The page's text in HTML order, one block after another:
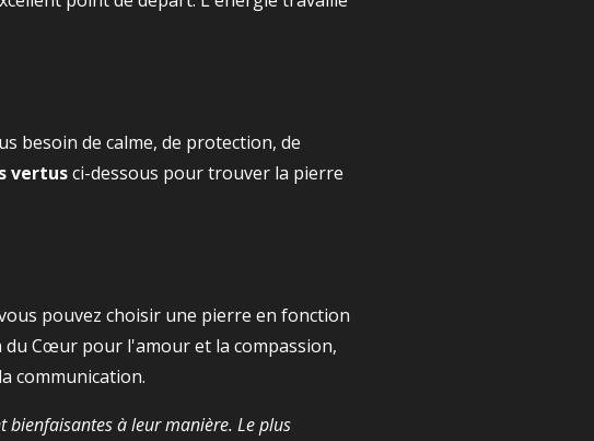
besoin de calme, de protection, de
vertusci-dessous pour trouver la pierre
pouvez choisir une pierre en fonction
du Cœur pour l'amour et la compassion,
communication.
bienfaisantes à leur manière. Le plus